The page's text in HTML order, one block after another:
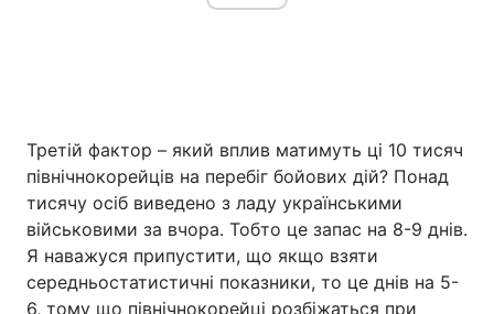
Третій фактор – який вплив матимуть ці 10 тисяч
північнокорейців на перебіг бойових дій? Понад
тисячу осіб виведено з ладу українськими
військовими за вчора. Тобто це запас на 8-9 днів.
Я наважуся припустити, що якщо взяти
середньостатистичні показники, то це днів на 5-
6, тому що північнокорейці розбіжаться при